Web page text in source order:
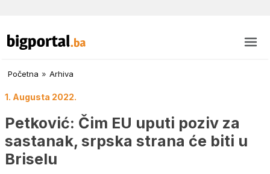
Početna » Arhiva
1. Augusta 2022.
Petković: Čim EU uputi poziv za
sastanak, srpska strana će biti u
Briselu